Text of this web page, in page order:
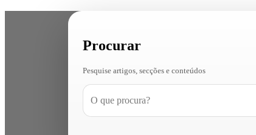
Procurar
Pesquise artigos, secções e conteúdos